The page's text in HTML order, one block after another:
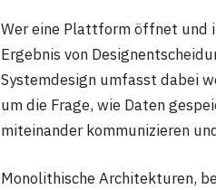
Wer eine Plattform öffnet und
Ergebnis von
Systemdesign umfasst dabei
um die Frage, wie Daten
miteinander kommunizieren
Monolithische Architekturen,